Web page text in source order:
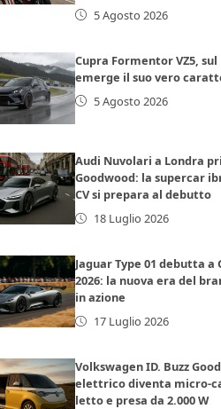
5 Agosto 2026
Cupra Formentor VZ5,
emerge il suo vero
5 Agosto 2026
Audi Nuvolari a Londra
Goodwood: la supercar
CV si prepara al debutto
18 Luglio 2026
Jaguar Type 01 debutta a
2026: la nuova era del
in azione
17 Luglio 2026
Volkswagen ID. Buzz
elettrico diventa micro-
letto e presa da 2.000 W